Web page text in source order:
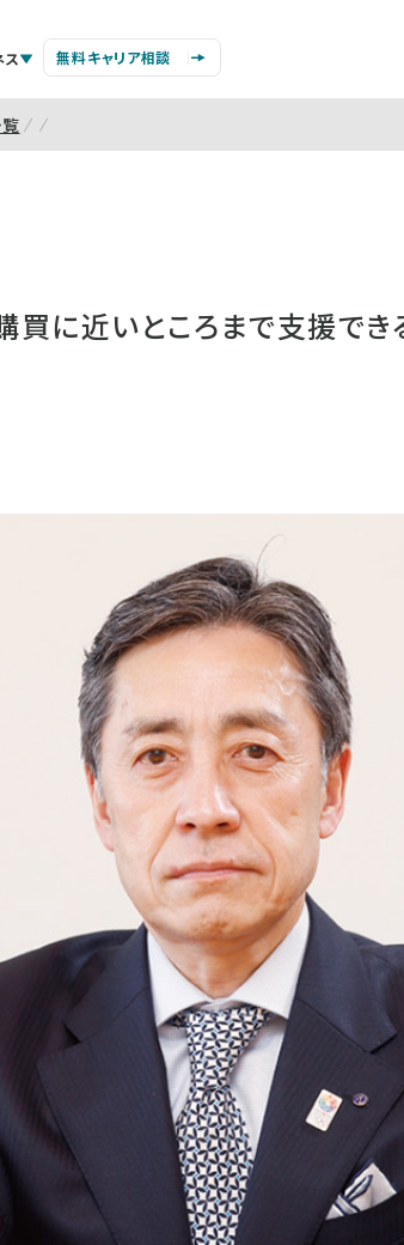
ス 無料キャリア相談
買に近いところまで支援でき